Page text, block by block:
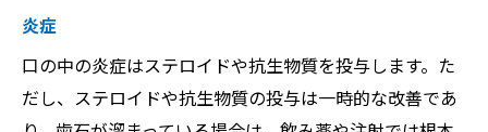
炎症
口の中の炎症はステロイドや抗生物質を投与します。た
だし、ステロイドや抗生物質の投与は一時的な改善であ